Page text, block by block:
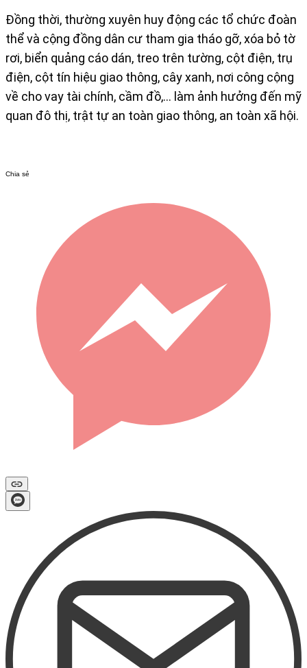
Đồng thời, thường xuyên huy động các tổ chức đoàn
thể và cộng đồng dân cư tham gia tháo gỡ, xóa bỏ tờ
rơi, biển quảng cáo dán, treo trên tường, cột điện, trụ
điện, cột tín hiệu giao thông, cây xanh, nơi công cộng
về cho vay tài chính, cầm đồ,… làm ảnh hưởng đến mỹ
quan đô thị, trật tự an toàn giao thông, an toàn xã hội.
Chia sẻ